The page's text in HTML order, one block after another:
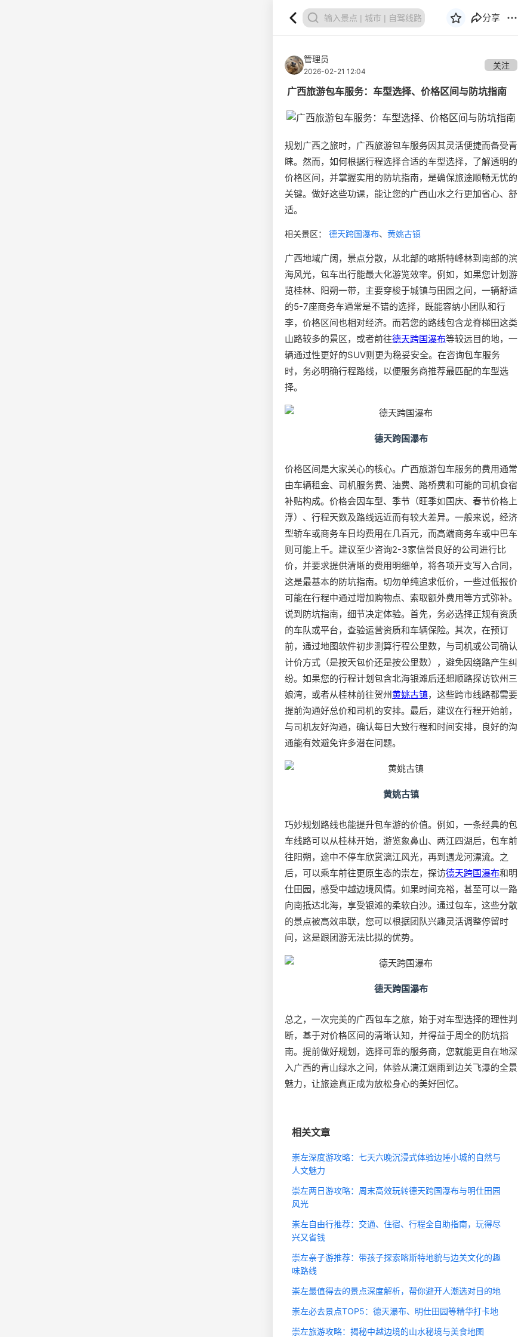
分享
管理员
2026-02-21 12:04
关注
广西旅游包车服务：车型选择、价格区间与防坑指南
规划广西之旅时，广西旅游包车服务因其灵活便捷而备受青
睐。然而，如何根据行程选择合适的车型选择，了解透明的
价格区间，并掌握实用的防坑指南，是确保旅途顺畅无忧的
关键。做好这些功课，能让您的广西山水之行更加省心、舒
适。
相关景区： 德天跨国瀑布、 黄姚古镇
广西地域广阔，景点分散，从北部的喀斯特峰林到南部的滨
海风光，包车出行能最大化游览效率。例如，如果您计划游
览桂林、阳朔一带，主要穿梭于城镇与田园之间，一辆舒适
的5-7座商务车通常是不错的选择，既能容纳小团队和行
李，价格区间也相对经济。而若您的路线包含龙脊梯田这类
山路较多的景区，或者前往德天跨国瀑布等较远目的地，一
辆通过性更好的SUV则更为稳妥安全。在咨询包车服务
时，务必明确行程路线，以便服务商推荐最匹配的车型选
择。
德天跨国瀑布
价格区间是大家关心的核心。广西旅游包车服务的费用通常
由车辆租金、司机服务费、油费、路桥费和可能的司机食宿
补贴构成。价格会因车型、季节（旺季如国庆、春节价格上
浮）、行程天数及路线远近而有较大差异。一般来说，经济
型轿车或商务车日均费用在几百元，而高端商务车或中巴车
则可能上千。建议至少咨询2-3家信誉良好的公司进行比
价，并要求提供清晰的费用明细单，将各项开支写入合同，
这是最基本的防坑指南。切勿单纯追求低价，一些过低报价
可能在行程中通过增加购物点、索取额外费用等方式弥补。
说到防坑指南，细节决定体验。首先，务必选择正规有资质
的车队或平台，查验运营资质和车辆保险。其次，在预订
前，通过地图软件初步测算行程公里数，与司机或公司确认
计价方式（是按天包价还是按公里数），避免因绕路产生纠
纷。如果您的行程计划包含北海银滩后还想顺路探访钦州三
娘湾，或者从桂林前往贺州黄姚古镇，这些跨市线路都需要
提前沟通好总价和司机的安排。最后，建议在行程开始前，
与司机友好沟通，确认每日大致行程和时间安排，良好的沟
通能有效避免许多潜在问题。
黄姚古镇
巧妙规划路线也能提升包车游的价值。例如，一条经典的包
车线路可以从桂林开始，游览象鼻山、两江四湖后，包车前
往阳朔，途中不停车欣赏漓江风光，再到遇龙河漂流。之
后，可以乘车前往更原生态的崇左，探访德天跨国瀑布和明
仕田园，感受中越边境风情。如果时间充裕，甚至可以一路
向南抵达北海，享受银滩的柔软白沙。通过包车，这些分散
的景点被高效串联，您可以根据团队兴趣灵活调整停留时
间，这是跟团游无法比拟的优势。
德天跨国瀑布
总之，一次完美的广西包车之旅，始于对车型选择的理性判
断，基于对价格区间的清晰认知，并得益于周全的防坑指
南。提前做好规划，选择可靠的服务商，您就能更自在地深
入广西的青山绿水之间，体验从漓江烟雨到边关飞瀑的全景
魅力，让旅途真正成为放松身心的美好回忆。
相关文章
崇左深度游攻略：七天六晚沉浸式体验边陲小城的自然与
人文魅力
崇左两日游攻略：周末高效玩转德天跨国瀑布与明仕田园
风光
崇左自由行推荐：交通、住宿、行程全自助指南，玩得尽
兴又省钱
崇左亲子游推荐：带孩子探索喀斯特地貌与边关文化的趣
味路线
崇左最值得去的景点深度解析，帮你避开人潮选对目的地
崇左必去景点TOP5：德天瀑布、明仕田园等精华打卡地
崇左旅游攻略：揭秘中越边境的山水秘境与美食地图